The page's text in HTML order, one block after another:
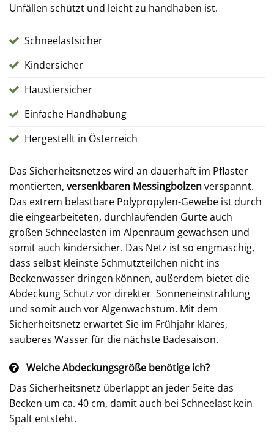
Unfällen schützt und leicht zu handhaben ist.
Schneelastsicher
Kindersicher
Haustiersicher
Einfache Handhabung
Hergestellt in Österreich
Das Sicherheitsnetzes wird an dauerhaft im Pflaster
montierten, versenkbaren Messingbolzenverspannt.
Das extrem belastbare Polypropylen-Gewebe ist durch
die eingearbeiteten, durchlaufenden Gurte auch
großen Schneelasten im Alpenraum gewachsen und
somit auch kindersicher. Das Netz ist so engmaschig,
dass selbst kleinste Schmutzteilchen nicht ins
Beckenwasser dringen können, außerdem bietet die
Abdeckung Schutz vor direkter Sonneneinstrahlung
und somit auch vor Algenwachstum. Mit dem
Sicherheitsnetz erwartet Sie im Frühjahr klares,
sauberes Wasser für die nächste Badesaison.
Welche Abdeckungsgröße benötige ich?
Das Sicherheitsnetz überlappt an jeder Seite das
Becken um ca. 40 cm, damit auch bei Schneelast kein
Spalt entsteht.